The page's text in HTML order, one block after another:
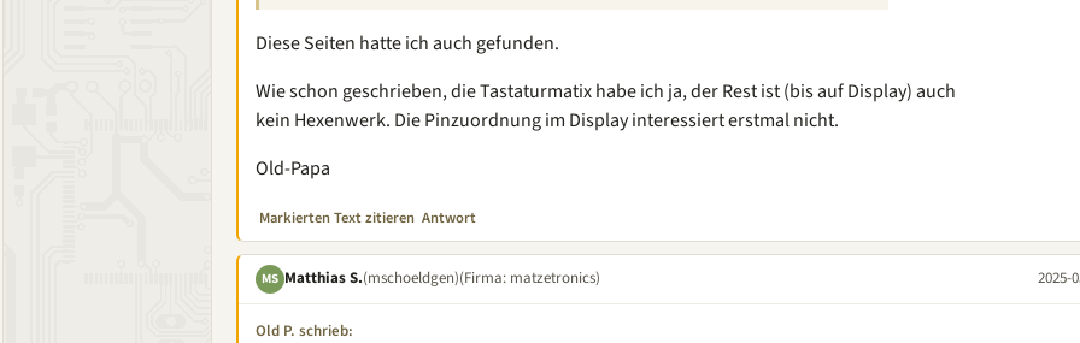
Diese Seiten hatte ich auch gefunden.
Wie schon geschrieben, die Tastaturmatix habe ich ja, der Rest ist (bis auf Display) auch
kein Hexenwerk. Die Pinzuordnung im Display interessiert erstmal nicht.
Old-Papa
Markierten Text zitieren Antwort
MS Matthias S.(mschoeldgen)(Firma: matzetronics) 2025-
Old P. schrieb: